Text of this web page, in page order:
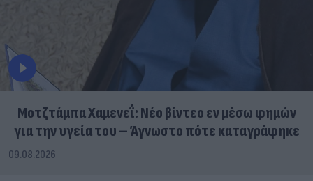
Μοτζτάμπα Χαμενεΐ: Νέο βίντεο εν μέσω φημών
για την υγεία του – Άγνωστο πότε καταγράφηκε
09.08.2026